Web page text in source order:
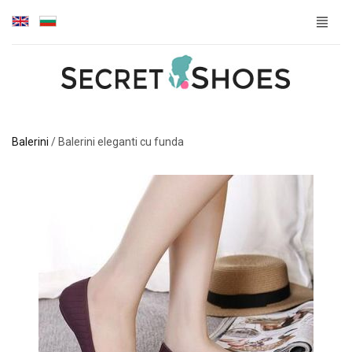
Balerini / Balerini eleganti cu funda